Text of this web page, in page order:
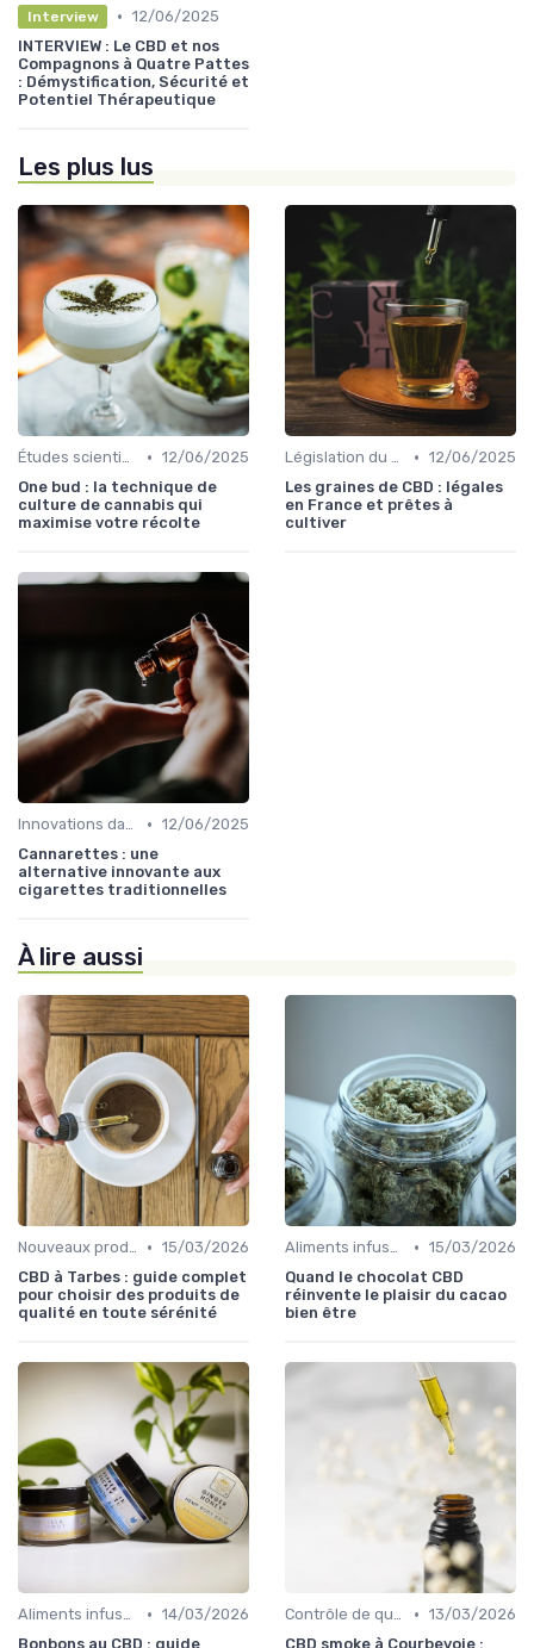
Interview • 12/06/2025
INTERVIEW : Le CBD et nos
Compagnons à Quatre Pattes
: Démystification, Sécurité et
Potentiel Thérapeutique
Les plus lus
Études scientifiques • 12/06/2025
One bud : la technique de
culture de cannabis qui
maximise votre récolte
Législation du CBD • 12/06/2025
Les graines de CBD : légales
en France et prêtes à
cultiver
Innovations dans le CBD • 12/06/2025
Cannarettes : une
alternative innovante aux
cigarettes traditionnelles
À lire aussi
Nouveaux produits • 15/03/2026
CBD à Tarbes : guide complet
pour choisir des produits de
qualité en toute sérénité
Aliments infusés au CBD • 15/03/2026
Quand le chocolat CBD
réinvente le plaisir du cacao
bien être
Aliments infusés au CBD • 14/03/2026
Bonbons au CBD : guide
Contrôle de qualité • 13/03/2026
CBD smoke à Courbevoie :